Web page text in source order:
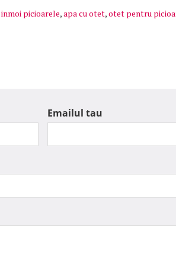
inmoi picioarele,apa cu otet,otet pentru
Emailul tau